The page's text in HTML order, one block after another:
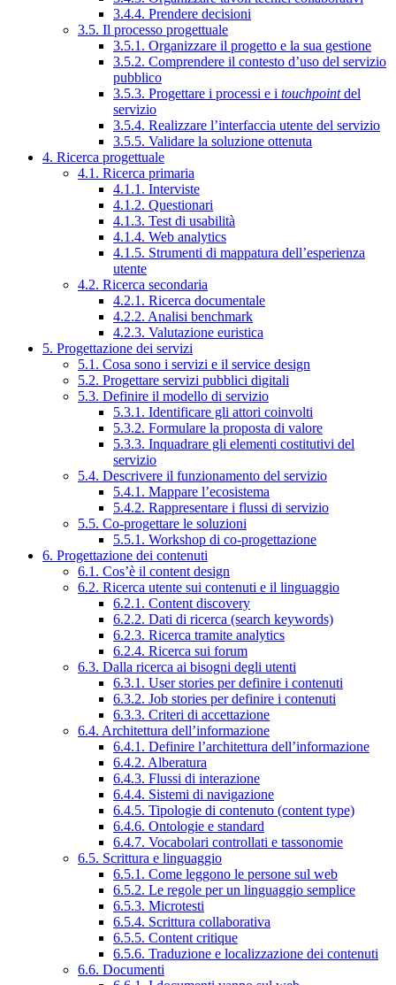
3.4.4. Prendere decisioni
3.5. Il processo progettuale
3.5.1. Organizzare il progetto e la sua gestione
3.5.2. Comprendere il contesto d’uso del servizio
pubblico
3.5.3. Progettare i processi e i touchpointdel
servizio
3.5.4. Realizzare l’interfaccia utente del servizio
3.5.5. Validare la soluzione ottenuta
4. Ricerca progettuale
4.1. Ricerca primaria
4.1.1. Interviste
4.1.2. Questionari
4.1.3. Test di usabilità
4.1.4. Web analytics
4.1.5. Strumenti di mappatura dell’esperienza
utente
4.2. Ricerca secondaria
4.2.1. Ricerca documentale
4.2.2. Analisi benchmark
4.2.3. Valutazione euristica
5. Progettazione dei servizi
5.1. Cosa sono i servizi e il service design
5.2. Progettare servizi pubblici digitali
5.3. Definire il modello di servizio
5.3.1. Identificare gli attori coinvolti
5.3.2. Formulare la proposta di valore
5.3.3. Inquadrare gli elementi costitutivi del
servizio
5.4. Descrivere il funzionamento del servizio
5.4.1. Mappare l’ecosistema
5.4.2. Rappresentare i flussi di servizio
5.5. Co-progettare le soluzioni
5.5.1. Workshop di co-progettazione
6. Progettazione dei contenuti
6.1. Cos’è il content design
6.2. Ricerca utente sui contenuti e il linguaggio
6.2.1. Content discovery
6.2.2. Dati di ricerca (search keywords)
6.2.3. Ricerca tramite analytics
6.2.4. Ricerca sui forum
6.3. Dalla ricerca ai bisogni degli utenti
6.3.1. User stories per definire i contenuti
6.3.2. Job stories per definire i contenuti
6.3.3. Criteri di accettazione
6.4. Architettura dell’informazione
6.4.1. Definire l’architettura dell’informazione
6.4.2. Alberatura
6.4.3. Flussi di interazione
6.4.4. Sistemi di navigazione
6.4.5. Tipologie di contenuto (content type)
6.4.6. Ontologie e standard
6.4.7. Vocabolari controllati e tassonomie
6.5. Scrittura e linguaggio
6.5.1. Come leggono le persone sul web
6.5.2. Le regole per un linguaggio semplice
6.5.3. Microtesti
6.5.4. Scrittura collaborativa
6.5.5. Content critique
6.5.6. Traduzione e localizzazione dei contenuti
6.6. Documenti